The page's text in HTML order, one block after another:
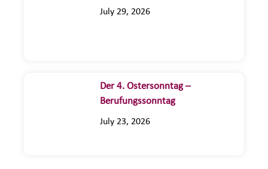
July 29, 2026
Der 4. Ostersonntag –
Berufungssonntag
July 23, 2026